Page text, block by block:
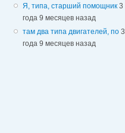
Я, типа, старший помощник 3
года 9 месяцев назад
там два типа двигателей, по 3
года 9 месяцев назад